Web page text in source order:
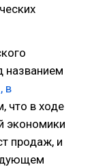
названием
в
что в ходе
экономики
продаж, и